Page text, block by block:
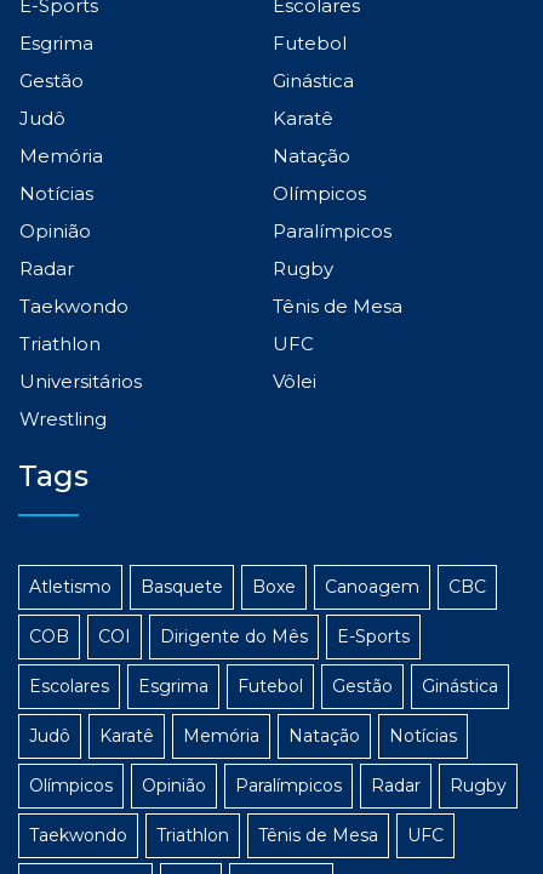
E-Sports
Escolares
Esgrima
Futebol
Gestão
Ginástica
Judô
Karatê
Memória
Natação
Notícias
Olímpicos
Opinião
Paralímpicos
Radar
Rugby
Taekwondo
Tênis de Mesa
Triathlon
UFC
Universitários
Vôlei
Wrestling
Tags
Atletismo Basquete Boxe Canoagem CBC
COB COI Dirigente do Mês E-Sports
Escolares Esgrima Futebol Gestão Ginástica
Judô Karatê Memória Natação Notícias
Olímpicos Opinião Paralímpicos Radar Rugby
Taekwondo Triathlon Tênis de Mesa UFC